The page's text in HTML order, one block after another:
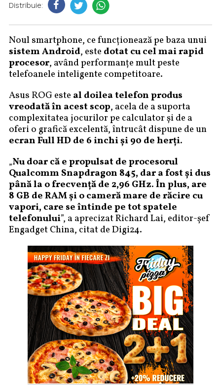
Distribuie:
Noul smartphone, ce funcționează pe baza unui
sistem Android, este dotat cu cel mai rapid
procesor, având performanțe mult peste
telefoanele inteligente competitoare.
Asus ROG este al doilea telefon produs
vreodată în acest scop, acela de a suporta
complexitatea jocurilor pe calculator și de a
oferi o grafică excelentă, întrucât dispune de un
ecran Full HD de 6 inchi şi 90 de herţi.
„Nu doar că e propulsat de procesorul
Qualcomm Snapdragon 845, dar a fost şi dus
până la o frecvenţă de 2,96 GHz. În plus, are
8 GB de RAM şi o cameră mare de răcire cu
vapori, care se întinde pe tot spatele
telefonului”, a aprecizat Richard Lai, editor-şef
Engadget China, citat de Digi24.